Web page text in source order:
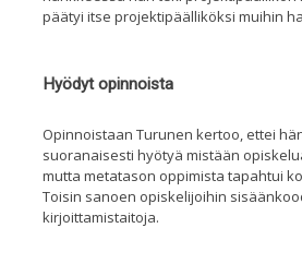
päätyi itse projektipäälliköksi muihin
Hyödyt opinnoista
Opinnoistaan Turunen kertoo, ettei
suoranaisesti hyötyä mistään
mutta metatason oppimista tapahtui
Toisin sanoen opiskelijoihin
kirjoittamistaitoja.